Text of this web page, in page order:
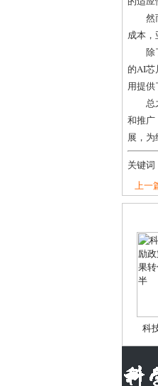
然
成本，
除
的AI芯
用提供
总
和推广
展，为
关键词
上一
科